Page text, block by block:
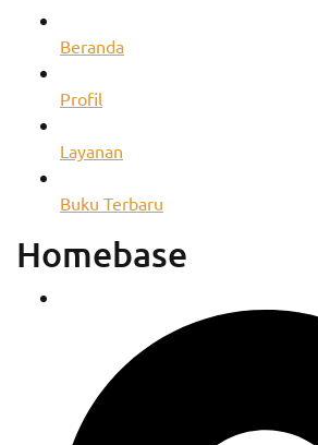
Beranda
Profil
Layanan
Buku Terbaru
Homebase